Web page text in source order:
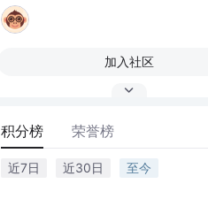
加入社区
积分榜 荣誉榜
近7日 近30日 至今